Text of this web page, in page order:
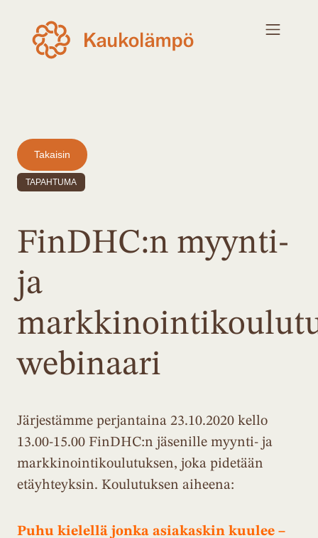
Takaisin
TAPAHTUMA
FinDHC:n myynti-
ja
webinaari
Järjestämme perjantaina 23.10.2020 kello
13.00-15.00 FinDHC:n jäsenille myynti- ja
markkinointikoulutuksen, joka pidetään
etäyhteyksin. Koulutuksen aiheena:
Puhu kielellä jonka asiakaskin kuulee –